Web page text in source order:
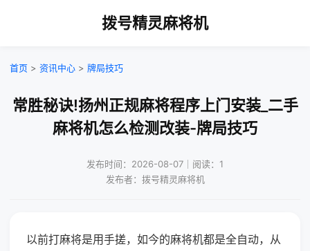
拨号精灵麻将机
首页 > 资讯中心 > 牌局技巧
常胜秘诀!扬州正规麻将程序上门安装_二手
麻将机怎么检测改装-牌局技巧
发布时间：2026-08-07｜阅读：1
发布者：拨号精灵麻将机
以前打麻将是用手搓，如今的麻将机都是全自动，从